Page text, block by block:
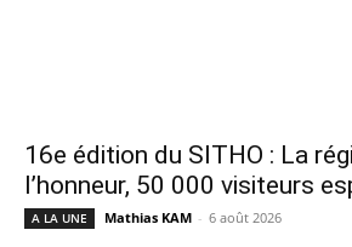
16e édition du SITHO : La
l’honneur, 50 000 visiteurs
A LA UNE Mathias KAM - 6 août 2026